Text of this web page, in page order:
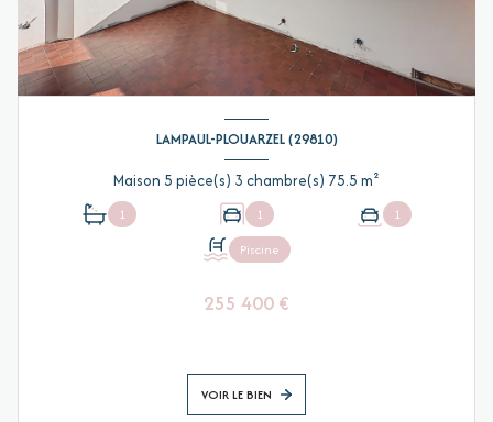
LAMPAUL-PLOUARZEL (29810)
Maison 5 pièce(s) 3 chambre(s) 75.5 m²
1 1
1
Piscine
255 400 €
VOIR LE BIEN